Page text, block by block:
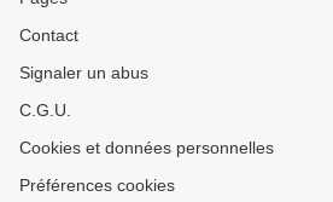
Contact
Signaler un abus
C.G.U.
Cookies et données personnelles
Préférences cookies